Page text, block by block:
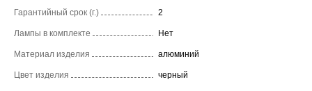
Гарантийный срок (г.) 2
Лампы в комплекте Нет
Материал изделия алюминий
Цвет изделия черный